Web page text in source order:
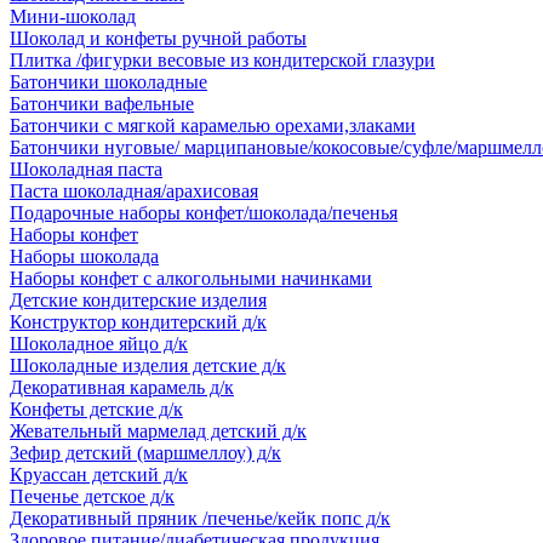
Мини-шоколад
Шоколад и конфеты ручной работы
Плитка /фигурки весовые из кондитерской глазури
Батончики шоколадные
Батончики вафельные
Батончики с мягкой карамелью орехами,злаками
Батончики нуговые/ марципановые/кокосовые/суфле/
Шоколадная паста
Паста шоколадная/арахисовая
Подарочные наборы конфет/шоколада/печенья
Наборы конфет
Наборы шоколада
Наборы конфет с алкогольными начинками
Детские кондитерские изделия
Конструктор кондитерский д/к
Шоколадное яйцо д/к
Шоколадные изделия детские д/к
Декоративная карамель д/к
Конфеты детские д/к
Жевательный мармелад детский д/к
Зефир детский (маршмеллоу) д/к
Круассан детский д/к
Печенье детское д/к
Декоративный пряник /печенье/кейк попс д/к